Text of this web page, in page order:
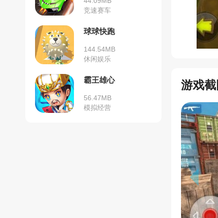
竞速赛车
球球快跑
144.54MB
休闲娱乐
霸王雄心
56.47MB
模拟经营
游戏